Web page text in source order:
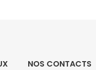
NOS CONTACTS